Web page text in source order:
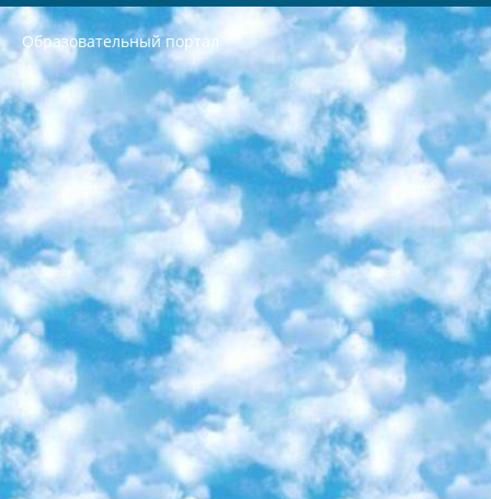
Образовательный портал
РЕСПУБЛИКА УЗБЕКИСТАН МИНИСТРЕРСТВО ДОШКОЛЬНОГО И ШКОЛЬНОГО ОБРАЗОВАНИЯ КОМАНДА в общеобразовательных учреждениях в 2023-2024 учебном году организация и проведение итоговой государственной аттестации обучающихся о Министра дошкольного и школьного образования Республики Узбекистан от 4 марта 2008 года (постановлением Минюста от 20 марта 2008 года № 1778 государственной регистрации) «Итоговое состояние учащихся общего среднего образования на основании положения об утверждении положения об аттестации общего среднего образования выпускной экзамен студентов в образовательных учреждениях в 2023-2024 учебном году В целях организации и прохождения аттестации приказываю: 1. Следующее: перечень предметов, по которым будет проводиться итоговая государственная аттестация и экзамен формы перевода согласно приложению 1; сертификаты международного образца, оценивающие уровень владения иностранными языками перечень согласно приложению 2; 2. Педагогический при специализированных образовательных учреждениях. научно-практический центр квалификации и международной оценки (Д.Давидова) 2024 г. До 25 марта: задания по предметам, по которым будет проводиться итоговая аттестация разработка и утверждение технических условий; итоговая аттестация на основании разработанного предметного задания разработка вопросов по предметам (устно и письменно), экзамен передача; общеобразовательные средние школы и специальные учебные заведения учащиеся выпускных классов школ и интернатов в агентской системе подготовка базы данных экзаменационных материалов и критериев оценки; перевод базы экзаменационных материалов на все языки обучения подать в Республиканский образовательный центр для изготовления; варианты экзаменов на основе разработанных контрольных материалов пусть будут поставлены задачи формирования. 3. Республиканский образовательный центр (Ш.Худайкулов) до 5 апреля 2024 года. до: база данных предоставленных экзаменационных материалов на все языки обучения перевод и экспертиза; для слепых, слабовидящих, глухих, слабослышащих и умственно отсталых детей учащиеся выпускных классов специализированных школ и школ-интернатов база данных экзаменационных материалов на всех преподаваемых языках подготовка критериев оценки; специализированные школы для умственно отсталых детей и технологии для учащихся выпускных классов школ-интернатов разработка соответствующих рекомендаций и критериев проведения ЕГЭ по естествознанию давать задания. 4. Педагогический при специализированных образовательных учреждениях. Научно-практический центр навыков и международной оценки (Д.Давидова), Республика образовательный центр (Худайкулов Ш.) итоговый государственный аттестационный экзамен ориентирован на творческое и логическое мышление при подготовке базы материалов учитывать введение заданий. 5. Следует отметить, что: сертификат государственного образца о знании общеобразовательного предмета и как минимум национальный уровень B1 по предметам на иностранных языках, указанным в Приложении 2. или международно признанный сертификат эквивалентного уровня студенты, изучающие определенный предмет, освобождаются от экзамена; по соответствующим предметам запланирована итоговая государственная аттестация за день до дня, путем жеребьевки Рабочей группой (в письменной форме по предметам, проводимым в форме) из числа сформированных вариантов выбрано 2 варианта; 2 выбранных варианта экзамена анонсированы на официальном сайте министерства и все выпускники по всей стране на основе этих вариантов проводит итоговую государственную аттестацию. 6. Государственное образование учащихся средних общеобразовательных учреждений. знания в соответствии с квалификационными требованиями, которые необходимо приобрести на основании стандартов итоговый (выпускной) контроль для 9 и 11 классов в целях тестирования Экзамены (далее – экзамены) состоят из предметов, перечисленных в приложении 1. будет сделано. 7. Экзамены пройдут с 26 мая по 15 июня 2024 г. (кроме науки физического воспитания). 8. Физическая для учащихся 9 классов общесредних образовательных учреждений. Экзамены по предмету «Образование, квалификация медицина» 1-6 мая 2024 года. сотрудники перевести под присмотр (с отклонениями в физическом или умственном развитии) специализированная школа для детей, школы-интернаты и со сколиозом школы-интернаты санаторного типа для больных детей исключены). 9. Он был слепым, слабовидящим и имел нарушения опорно-двигательного аппарата. экзамены в специализированных школах и интернатах для детей должны проводиться исходя из требований, предъявляемых к общеобразовательным учреждениям (физкультура кроме науки). 10. Специализированная школа для глухих и слабослышащих детей. и экзамены в интернатах и быть реализован в виде письменного теста по математике. 11. Специальность для умственно отсталых детей. Для 9 класса Родной язык и литературное письмо Государственный язык (язык обучения – узбекский). для неклассов) написано Математическое письмо Письменная/устная история Узбекистана Физическое воспитание практично Итоговый контроль Для 11 класса Написание родного языка и литературы (эссе) Математическое письмо Узбекский язык (обучение на узбекском языке) не посещающее общее среднее образование для учреждений)/Образовательное учреждение выбор письменный и устный Иностранный язык письменный/устный Письменная/устная история Узбекистана *По выбору студента:  Химия  Физика  Основы государственного права  География 10 бесплатных образовательных ресурсов - Мы составили подборку онлайн-проектов с интерактивными упражнениями, видеолекциями и статьями. Они помогут вам обрести новые и освежить старые знания бесплатно. 1. «ИНТУИТ» Старейшая образовательная площадка Рунета. Здесь вы найдёте сотни текстовых и видеокурсов на десятки различных тем — от программирования до психологии. Многие курсы подготовлены российскими университетами и крупными международными компаниями вроде Intel и Microsoft. Самостоятельное обучение бесплатное, но желающие могут оплатить услуги персональных наставников. 2. «Смартия» знакомит с актуальными профессиями и подсказывает, как им обучаться. Выбрав заинтересовавшую вас специальность — SMM-специалист, фотограф, веб-дизайнер или другую, — увидите список необходимых для неё умений. Чтобы вы могли освоить их самостоятельно, для каждого умения площадка отображает подборку ссылок на учебные материалы. Хотя «Смартия» ориентируется на русскоязычную аудиторию, часть контента всё же доступна только на английском. 3. «Лекторий Физтеха» Проект Московского физико-технического института (Физтеха). С его помощью вы можете смотреть онлайн серии лекций, записанные на видео в этом вузе. В числе доступных предметов — физика, биология, химия, информационные технологии и другие. К некоторым лекциям администрация ресурса прилагает готовые конспекты, которые можно скачивать в PDF-формате. 4. ITMOcourses Онлайн-площадка Санкт-Петербургского национального исследовательского университета информационных технологий, механики и оптики (ИТМО). Ресурс предоставляет свободный доступ к курсам, разработанным в этом вузе. Каталог материалов разбит на четыре категории: «Оптические системы и технологии», «Приборостроение и робототехника», «Информационные технологии» и «Биотехнологии». Курсы состоят из видеолекций, интерактивных демонстраций и заданий. 5. «КиберЛенинка» Электронная научная библиотека открытого доступа. Каталог площадки регулярно обрастает текстами статей из различных научных изданий. Сгруппированные по журналам и рубрикам публикации можно читать онлайн или скачивать целиком в PDF-формате. Проект нацелен на популяризацию науки за счёт открытого доступа к качественной информации. 6. «ПостНаука» На этом ресурсе публикуют подборки видеолекций, составленные экспертами из разных отраслей и объединённые общими темами. Среди них, к примеру, есть серии «Биоинформатика и геномика», «Культура средневековой Скандинавии» и Cinema Studies о теории кино. Каждая подборка лекций — логически связанная история, рассказанная экспертом от первого лица. Кроме того, на сайте появляются научно-образовательные статьи и тесты на разные темы. 7. «Newочём» Команда проекта «Newочём» отбирает самые интересные тексты из англоязычных СМИ и переводит те из них, за которые голосуют участники сообщества «ВКонтакте». По большей части это научно-популярные статьи. Редакторы придумывают лишь заголовки, в остальном содержание переводов соответствует оригиналам. Полные тексты можно читать прямо в социальной сети. 8. InternetUrok Онлайн-база материалов по основным дисциплинам школьной программы. Информация на сайте структурирована по классам, предметам и темам (урокам). Каждый урок состоит из видеолекций и конспектов. Есть также интерактивные тренажёры и тесты для закрепления пройденного материала. Даже если вы давно окончили школу, возможность повторить программу старших классов всегда может пригодиться. 9. Edutainme Ещё один ресурс об образовании. В отличие от Newtonew, как мне кажется, Edutainme больше ориентируется на представителей индустрии: педагогов, предпринимателей, разработчиков образовательных проектов. Но и любой, кто просто стремится к саморазвитию, найдёт на сайте много полезного и интересного для себя. Например, информацию о новых курсах и образовательных сервисах. 10. Newtonew Онлайн-медиа об образовании и обучении в широком смысле. Авторы Newtonew пишут об инструментах, заведениях, тактиках и стратегиях, которые помогают учить других и получать новые знания самостоятельно. На этой площадке вы найдёте новости, обзоры, аналитические мат